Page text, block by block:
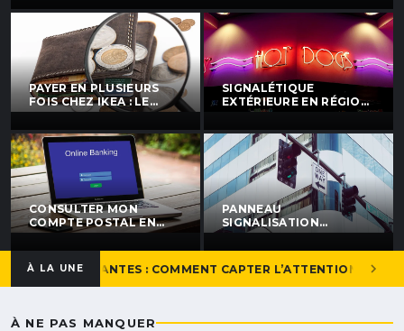
PAYER EN PLUSIEURS
FOIS CHEZ IKEA : LE
GUIDE COMPLET POUR
ÉTALER VOS PAIEMENTS
SIGNALÉTIQUE
EXTÉRIEURE EN RÉGION
NANTAISE : NOS
CONSEILS POUR BIEN
CHOISIR
CONSULTER MON
COMPTE POSTAL EN
LIGNE : LE GUIDE SIMPLE
ET RAPIDE
PANNEAU
SIGNALISATION
PERSONNALISÉ À
NANTES : CRÉEZ LE
VÔTRE FACILEMENT
À LA UNEÀ NANTES : COMMENT CAPTER L’ATTENTION DE VOS
À NE PAS MANQUER